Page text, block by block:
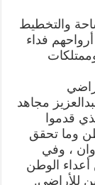
والتخطيط
فداء
مجاهد
قدموا
وما تحقق
، وفي
أعداء الوطن
للأراضي.